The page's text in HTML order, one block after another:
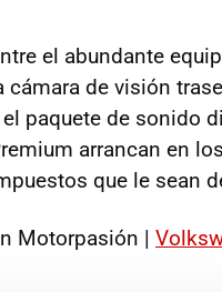
el abundante
cámara de visión
paquete de sonido
arrancan en
que le sean
Motorpasión |